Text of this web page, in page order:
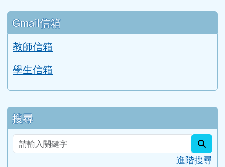
Gmail信箱
教師信箱
學生信箱
搜尋
進階搜尋